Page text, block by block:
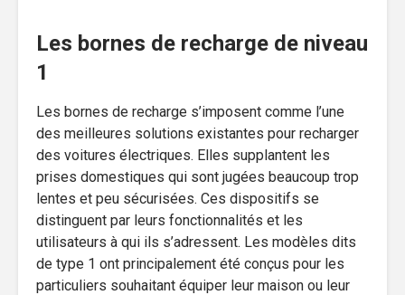
Les bornes de recharge de niveau
1
Les bornes de recharge s’imposent comme l’une
des meilleures solutions existantes pour recharger
des voitures électriques. Elles supplantent les
prises domestiques qui sont jugées beaucoup trop
lentes et peu sécurisées. Ces dispositifs se
distinguent par leurs fonctionnalités et les
utilisateurs à qui ils s’adressent. Les modèles dits
de type 1 ont principalement été conçus pour les
particuliers souhaitant équiper leur maison ou leur